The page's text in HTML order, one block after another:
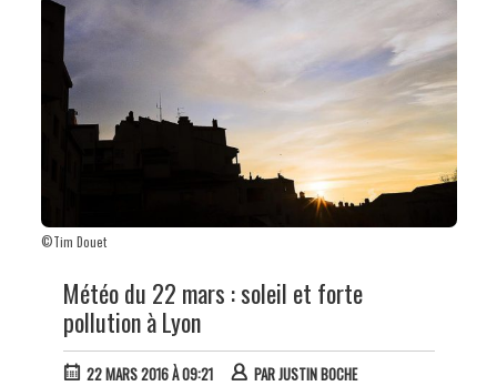
©Tim Douet
Météo du 22 mars : soleil et forte
pollution à Lyon
22 MARS 2016 À 09:21 PARJUSTIN BOCHE